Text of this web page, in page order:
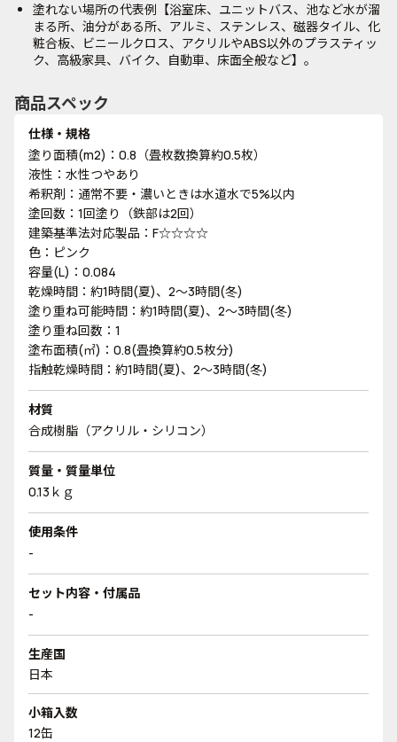
塗れない場所の代表例【浴室床、ユニットバス、池など水が溜
まる所、油分がある所、アルミ、ステンレス、磁器タイル、化
粧合板、ビニールクロス、アクリルやABS以外のプラスティッ
ク、高級家具、バイク、自動車、床面全般など】。
商品スペック
仕様・規格
塗り面積(m2)：0.8（畳枚数換算約0.5枚）
液性：水性つやあり
希釈剤：通常不要・濃いときは水道水で5%以内
塗回数：1回塗り（鉄部は2回）
建築基準法対応製品：F☆☆☆☆
色：ピンク
容量(L)：0.084
乾燥時間：約1時間(夏)、2～3時間(冬)
塗り重ね可能時間：約1時間(夏)、2～3時間(冬)
塗り重ね回数：1
塗布面積(㎡)：0.8(畳換算約0.5枚分)
指触乾燥時間：約1時間(夏)、2～3時間(冬)
材質
合成樹脂（アクリル・シリコン）
質量・質量単位
0.13ｋｇ
使用条件
-
セット内容・付属品
-
生産国
日本
小箱入数
12缶